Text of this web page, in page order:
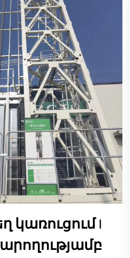
կառուցում |